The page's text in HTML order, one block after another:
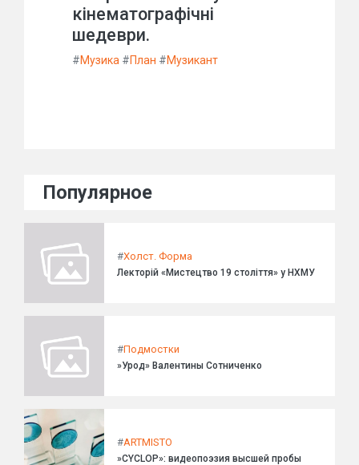
кінематографічні
шедеври.
#Музика #План #Музикант
Популярное
#Холст. Форма
Лекторій «Мистецтво 19 століття» у НХМУ
#Подмостки
»Урод» Валентины Сотниченко
#ARTMISTO
»CYCLOP»: видеопоэзия высшей пробы